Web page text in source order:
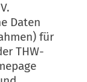
Daten
für
THW-